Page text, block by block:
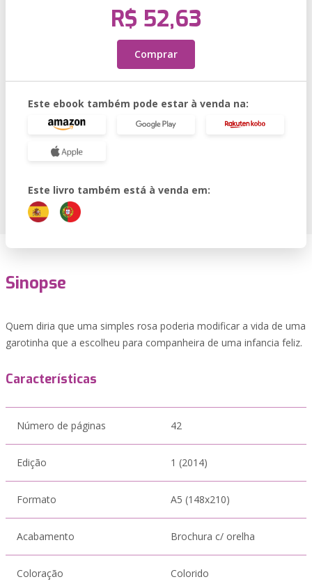
R$ 52,63
Comprar
Este ebook também pode estar à venda na:
Este livro também está à venda em:
Sinopse
Quem diria que uma simples rosa poderia modificar a vida de uma
garotinha que a escolheu para companheira de uma infancia feliz.
Características
Número de páginas 42
Edição 1 (2014)
Formato A5 (148x210)
Acabamento Brochura c/ orelha
Coloração Colorido